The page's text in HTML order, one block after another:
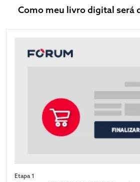
Como meu livro digital será
Etapa 1